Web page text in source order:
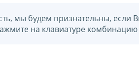
мы будем признательны, если
на клавиатуре